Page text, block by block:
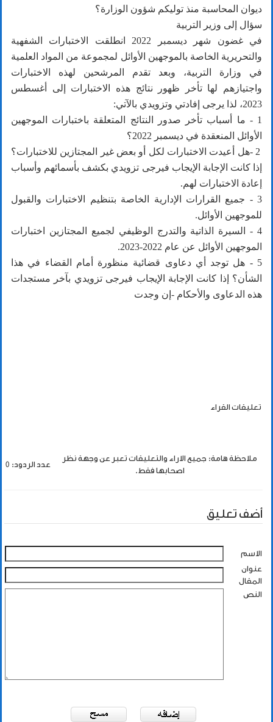
ديوان المحاسبة منذ توليكم شؤون الوزارة؟
سؤال إلى وزير التربية
في غضون شهر ديسمبر 2022 انطلقت الاختبارات الشفهية
والتحريرية الخاصة بالموجهين الأوائل لمجموعة من المواد العلمية
في وزارة التربية، وبعد تقدم المرشحين لهذه الاختبارات
واجتيازهم لها تأخر ظهور نتائج هذه الاختبارات إلى أغسطس
2023، لذا يرجى إفادتي وتزويدي بالآتي:
1 - ما أسباب تأخر صدور النتائج المتعلقة باختبارات الموجهين
الأوائل المنعقدة في ديسمبر 2022؟
2 -هل أعيدت الاختبارات لكل أو بعض غير المجتازين للاختبارات؟
إذا كانت الإجابة الإيجاب فيرجى تزويدي بكشف بأسمائهم وأسباب
إعادة الاختبارات لهم.
3 - جميع القرارات الإدارية الخاصة بتنظيم الاختبارات والقبول
للموجهين الأوائل.
4 - السيرة الذاتية والتدرج الوظيفي لجميع المجتازين اختبارات
الموجهين الأوائل عن عام 2022-2023.
5 - هل توجد أي دعاوى قضائية منظورة أمام القضاء في هذا
الشأن؟ إذا كانت الإجابة الإيجاب فيرجى تزويدي بآخر مستجدات
هذه الدعاوى والأحكام -إن وجدت
تعليقات القراء
ملاحظة هامة: جميع الاراء والتعليقات تعبر عن وجهة نظر
اصحابها فقط.
عدد الردود: 0
أضف تعليق
الاسم
عنوان
المقال
النص